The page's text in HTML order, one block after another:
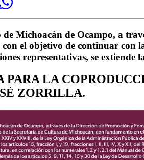
Michoacán de Ocampo, a
el objetivo de continuar con
representativas, se
PARA LA
ZORRILLA.